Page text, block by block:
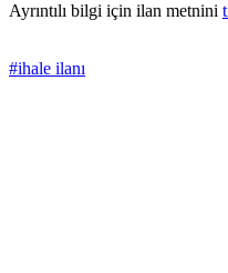
Ayrıntılı bilgi için ilan metnini
#ihale ilanı